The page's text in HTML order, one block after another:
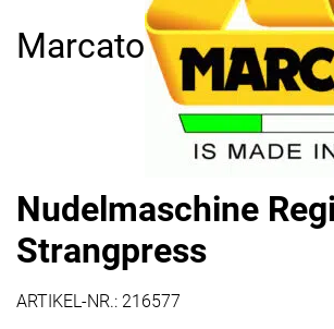
Marcato
Nudelmaschine
Strangpress
ARTIKEL-NR.: 216577